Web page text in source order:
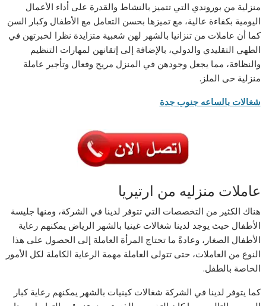
منزلية من بوروندي التي تتميز بالنشاط والقدرة على أداء الأعمال
اليومية بكفاءة عالية، مع تميزها بحسن التعامل مع الأطفال وكبار السن
كما أن عاملات من تنزانيا بالشهر لهن شعبية متزايدة نظرا لخبرتهن في
الطهي التقليدي والدولي، بالإضافة إلى إتقانهن لمهارات التنظيم
والنظافة، مما يجعل وجودهن في المنزل مريح وفعال وتأجير عاملة
منزلية حى الملز .
شغالات بالساعه جنوب جدة
عاملات منزليه من ارتيريا
هناك الكثير من التخصصات التي تتوفر لدينا في الشركة، ومنها جليسة
الأطفال حيث يوجد لدينا شغالات غينيا بالشهر الرياض يمكنهم رعاية
الأطفال الصغار، وعادةً ما تحتاج المرأة العاملة إلى الحصول على هذا
النوع من العاملات، حتى تتولى العاملة مهمة الرعاية الكاملة لكل الأمور
الخاصة بالطفل.
كما يتوفر لدينا في الشركة شغالات كينيات بالشهر يمكنهم رعاية كبار